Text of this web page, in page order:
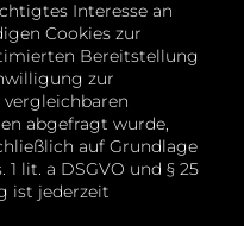
Interesse an
Cookies zur
Bereitstellung
zur
abgefragt wurde,
auf Grundlage
lit. a DSGVO und § 25
ist jederzeit